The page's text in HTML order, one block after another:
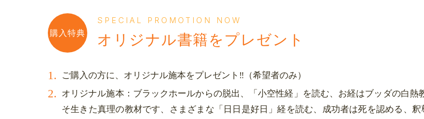
購入特典
SPECIAL PROMOTION NOW
オリジナル書籍をプレゼント
ご購入の方に、オリジナル施本をプレゼント‼（希望者のみ）
オリジナル施本：ブラックホールからの脱出、「小空性経」を読む、お経はブッダの白熱
そ生きた真理の教材です、さまざまな「日日是好日」経を読む、成功者は死を認める、